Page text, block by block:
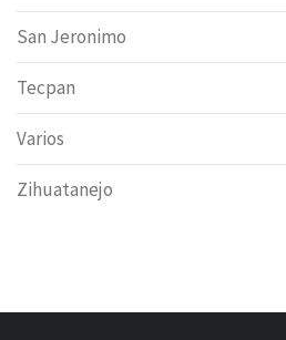
San Jeronimo
Tecpan
Varios
Zihuatanejo